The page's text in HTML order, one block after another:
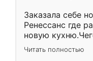
Заказала себе
Ренессанс где
новую
вполне
два года,
Читать полностью